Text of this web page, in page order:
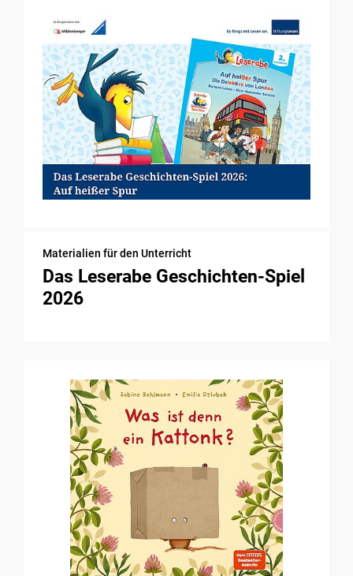
Materialien für den Unterricht
Das Leserabe Geschichten-Spiel
2026